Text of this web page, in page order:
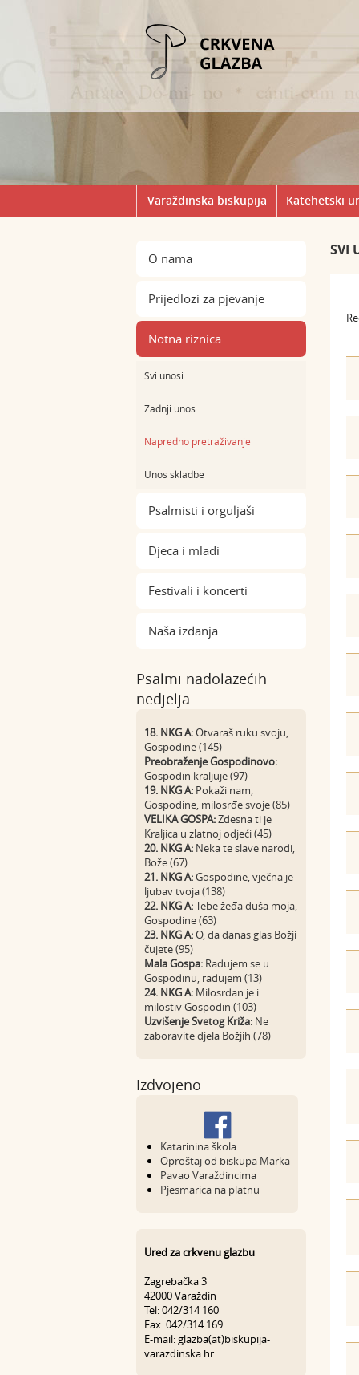
Varaždinska biskupija Katehetski
O nama
Prijedlozi za pjevanje
Notna riznica
Svi unosi
Zadnji unos
Napredno pretraživanje
Unos skladbe
Psalmisti i orguljaši
Djeca i mladi
Festivali i koncerti
Naša izdanja
Psalmi nadolazećih
nedjelja
18. NKG A:Otvaraš ruku svoju,
Gospodine (145)
Preobraženje Gospodinovo:
Gospodin kraljuje (97)
19. NKG A: Pokaži nam,
Gospodine, milosrđe svoje (85)
VELIKA GOSPA:Zdesna ti je
Kraljica u zlatnoj odjeći (45)
20. NKG A: Neka te slave narodi,
Bože (67)
21. NKG A:Gospodine, vječna je
ljubav tvoja (138)
22. NKG A:Tebe žeđa duša moja,
Gospodine (63)
23. NKG A:O, da danas glas Božji
čujete (95)
Mala Gospa: Radujem se u
Gospodinu, radujem (13)
24. NKG A: Milosrdan je i
milostiv Gospodin (103)
Uzvišenje Svetog Križa: Ne
zaboravite djela Božjih (78)
Izdvojeno
Katarinina škola
Oproštaj od biskupa Marka
Pavao Varaždincima
Pjesmarica na platnu
Ured za crkvenu glazbu
Zagrebačka 3
42000 Varaždin
Tel: 042/314 160
Fax: 042/314 169
E-mail: glazba(at)biskupija-
varazdinska.hr
SVI